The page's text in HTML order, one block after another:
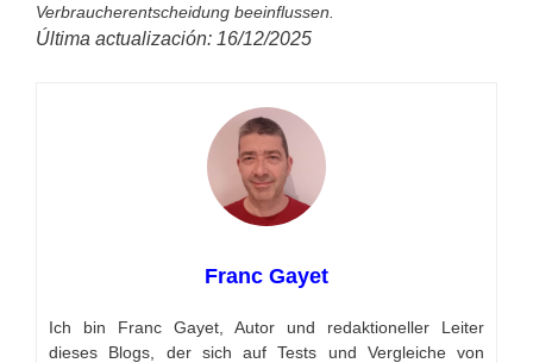
Verbraucherentscheidung beeinflussen.
Última actualización: 16/12/2025
Franc Gayet
Ich bin Franc Gayet, Autor und redaktioneller Leiter
dieses Blogs, der sich auf Tests und Vergleiche von